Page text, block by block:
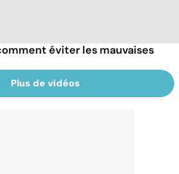
éviter les mauvaises
Plus de vidéos